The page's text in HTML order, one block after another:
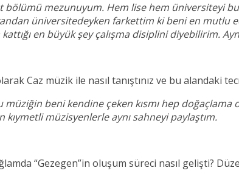
mezunuyum. Hem lise hem üniversiteyi
üniversitedeyken farkettim ki beni en mutlu
en büyük şey çalışma disiplini diyebilirim.
Caz müzik ile nasıl tanıştınız ve bu alandaki
müziğin beni kendine çeken kısmı hep
müzisyenlerle aynı sahneyi paylaştım.
“Gezegen”in oluşum süreci nasıl gelişti?